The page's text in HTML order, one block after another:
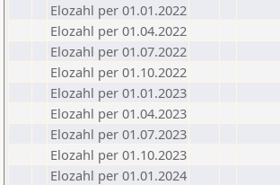
Elozahl per 01.01.2022
Elozahl per 01.04.2022
Elozahl per 01.07.2022
Elozahl per 01.10.2022
Elozahl per 01.01.2023
Elozahl per 01.04.2023
Elozahl per 01.07.2023
Elozahl per 01.10.2023
Elozahl per 01.01.2024